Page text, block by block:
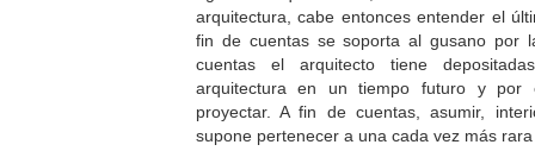
arquitectura, cabe entonces entender el
fin de cuentas se soporta al gusano por
cuentas el arquitecto tiene
arquitectura en un tiempo futuro y por
proyectar. A fin de cuentas, asumir,
supone pertenecer a una cada vez más